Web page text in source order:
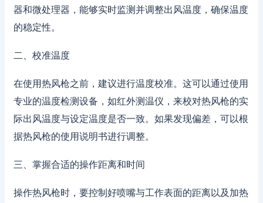
器和微处理器，能够实时监测并调整出风温度，确保温度
的稳定性。
二、校准温度
在使用热风枪之前，建议进行温度校准。这可以通过使用
专业的温度检测设备，如红外测温仪，来校对热风枪的实
际出风温度与设定温度是否一致。如果发现偏差，可以根
据热风枪的使用说明书进行调整。
三、掌握合适的操作距离和时间
操作热风枪时，要控制好喷嘴与工作表面的距离以及加热